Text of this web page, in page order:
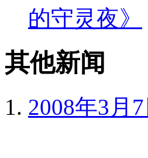
的守灵夜》
其他新闻
2008年3月